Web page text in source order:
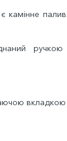
камінне
вкладкою